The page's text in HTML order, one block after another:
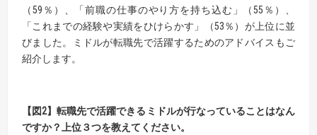
（59％）、「前職の仕事のやり方を持ち込む」（55％）、
「これまでの経験や実績をひけらかす」（53％）が上位に並
びました。ミドルが転職先で活躍するためのアドバイスもご
紹介します。
【 図2】転職先で活躍できるミドルが行なっていることはなん
ですか？上位３つを教えてください。